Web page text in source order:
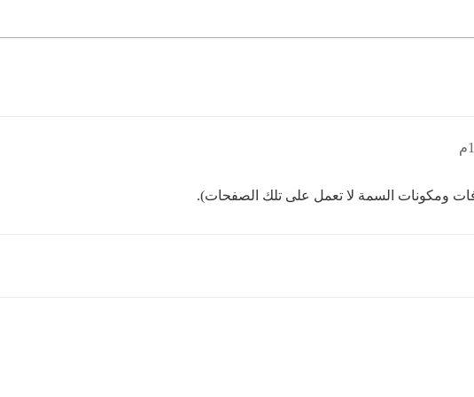
ومكونات السمة لا تعمل على تلك الصفحات).